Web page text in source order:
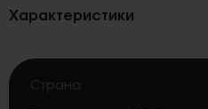
Характеристики
Страна